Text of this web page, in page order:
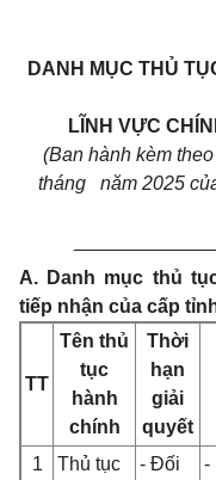
DANH MỤC THỦ
LĨNH VỰC
(Ban hành kèm
tháng năm 2025
A. Danh mục thủ
tiếp nhận của cấp
TT
Tên thủ
tục
hành
chính
Thời
hạn
giải
quyết
1
Thủ tục
- Đối
-